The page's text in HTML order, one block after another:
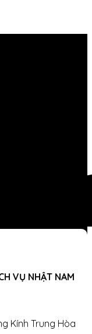
VỤ NHẬT NAM
Kính Trung Hòa